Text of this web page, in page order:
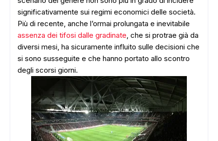
significativamente sui regimi economici delle società.
Più di recente, anche l’ormai prolungata e inevitabile
assenza dei tifosi dalle gradinate, che si protrae già da
diversi mesi, ha sicuramente influito sulle decisioni che
si sono susseguite e che hanno portato allo scontro
degli scorsi giorni.